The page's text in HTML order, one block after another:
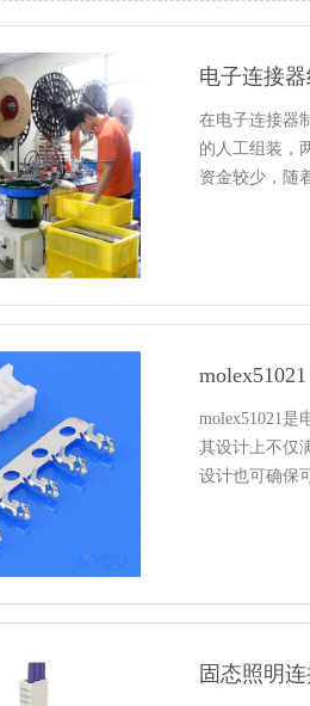
电子连接
在电子连接器
的人工组装，
资金较少，随
molex51021是
其设计上不仅
设计也可确保
固态照明